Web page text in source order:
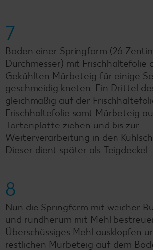
7
Boden einer Springform (26
Durchmesser) mit Frischhaltefolie
Gekühlten Mürbeteig für einige
geschmeidig kneten. Ein Drittel
gleichmäßig auf der
Frischhaltefolie samt Mürbeteig
Tortenplatte ziehen und bis zur
Weiterverarbeitung in den
Dieser dient später als Teigdeckel.
8
Nun die Springform mit weicher
und rundherum mit Mehl
Überschüssiges Mehl ausklopfen
restlichen Mürbeteig auf dem